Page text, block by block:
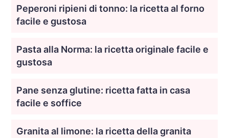
Peperoni ripieni di tonno: la ricetta al forno
facile e gustosa
Pasta alla Norma: la ricetta originale facile e
gustosa
Pane senza glutine: ricetta fatta in casa
facile e soffice
Granita al limone: la ricetta della granita